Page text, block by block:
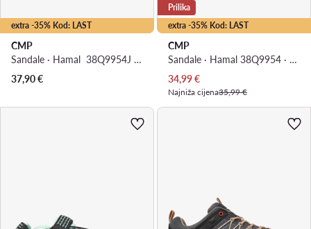
extra -35% Kod: LAST
CMP
Sandale · Hamal 38Q9954J · Ružičasta
37,90€
extra -35% Kod: LAST
Prilika
CMP
Sandale · Hamal 38Q9954 · Zelena
Trenutna cijena
34,99€
Najniža cijena35,99 €